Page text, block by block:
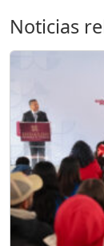
Noticias